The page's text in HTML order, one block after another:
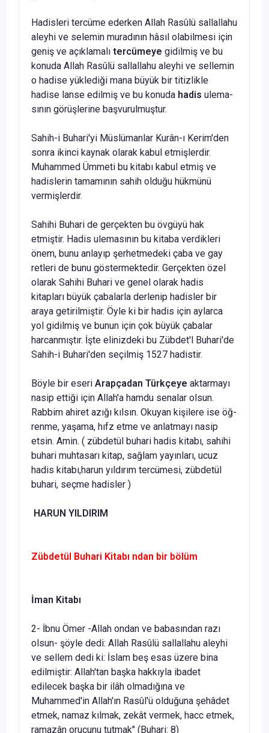
Hadisleri tercüme ederken Allah Rasûlü sallallahu
aleyhi ve selemin muradının hâsıl olabilmesi için
geniş ve açıklamalı tercümeye gidilmiş ve bu
konuda Allah Rasûlü sallallahu aleyhi ve sellemin
o hadise yüklediği mana büyük bir titizlikle
hadise lanse edilmiş ve bu konuda hadis ulema­
sının görüşlerine başvurulmuştur.
Sahih-i Buhari'yi Müslümanlar Kurân-ı Kerim'den
sonra ikinci kay­nak olarak kabul etmişlerdir.
Muhammed Ümmeti bu kitabı kabul etmiş ve
hadislerin tamamının sahih olduğu hükmünü
vermişlerdir.
Sahihi Buhari de gerçekten bu övgüyü hak
etmiştir. Hadis uleması­nın bu kitaba verdikleri
önem, bunu anlayıp şerhetmedeki çaba ve gay
retleri de bunu göstermektedir. Gerçekten özel
olarak Sahihi Buhari ve genel olarak hadis
kitapları büyük çabalarla derlenip hadisler bir
araya getirilmiştir. Öyle ki bir hadis için aylarca
yol gidilmiş ve bunun için çok büyük çabalar
harcanmıştır. İşte elinizdeki bu Zübdet'l Buhari'de
Sahih-i Buhari'den seçilmiş 1527 hadistir.
Böyle bir eseri Arapçadan Türkçeye aktarmayı
nasip ettiği için Allah'a hamdu senalar olsun.
Rabbim ahiret azığı kılsın. Okuyan kişilere ise öğ­
renme, yaşama, hıfz etme ve anlatmayı nasip
etsin. Amin. ( zübdetül buhari hadis kitabı, sahihi
buhari muhtasarı kitap, sağlam yayınları, ucuz
hadis kitabı,harun yıldırım tercümesi, zübdetül
buhari, seçme hadisler )
HARUN YILDIRIM
Zübdetül Buhari Kitabı ndan bir bölüm
İman Kitabı
2- İbnu Ömer -Allah ondan ve babasından razı
olsun- şöyle dedi: Al­lah Rasûlü sallallahu aleyhi
ve sellem dedi ki: İslam beş esas üzere bina
edilmiştir: Allah'tan başka hakkıyla ibadet
edilecek başka bir ilâh olmadığına ve
Muhammed'in Allah'ın Rasûl'ü oldu­ğuna şehâdet
etmek, namaz kılmak, zekât vermek, hacc etmek,
ramazân orucunu tutmak" (Buhari: 8)